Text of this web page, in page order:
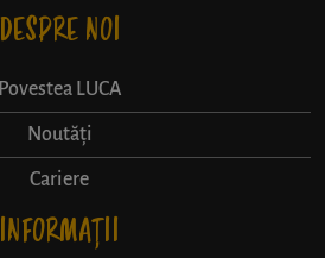
DESPRE NOI
Povestea LUCA
Noutăți
Cariere
INFORMAȚII